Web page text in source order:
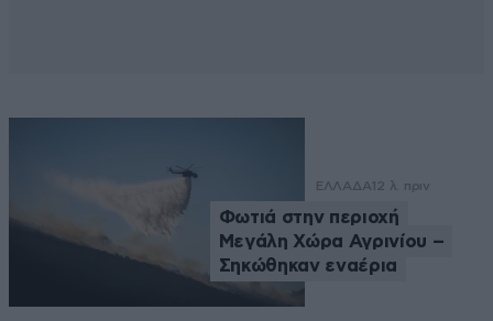
ΕΛΛΑΔΑ 12 λ. πριν
Φωτιά στην περιοχή
Μεγάλη Χώρα Αγρινίου –
Σηκώθηκαν εναέρια